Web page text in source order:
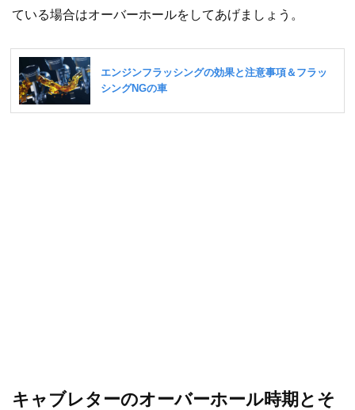
ている場合はオーバーホールをしてあげましょう。
キャブレターのオーバーホール時期とそ